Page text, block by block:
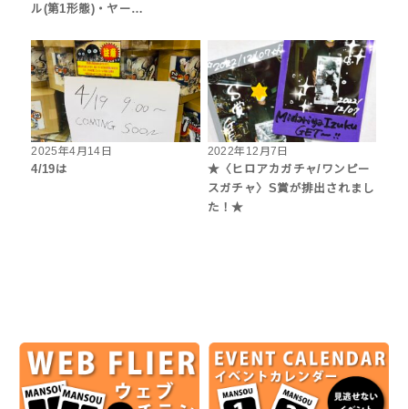
ル(第1形態)・ヤー…
2025年4月14日
4/19は
2022年12月7日
★〈ヒロアカガチャ/ワンピー
スガチャ〉S賞が排出されまし
た！★